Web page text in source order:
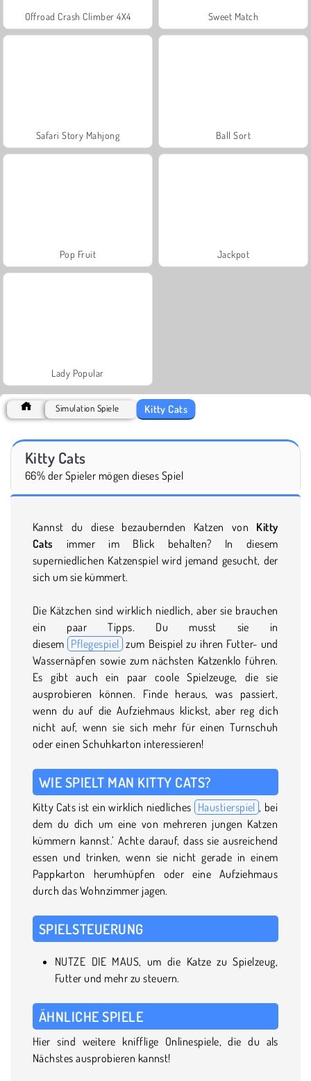
Offroad Crash Climber 4X4 Sweet Match
Safari Story Mahjong Ball Sort
Pop Fruit Jackpot
Lady Popular
Simulation Spiele Kitty Cats
Kitty Cats
66% der Spieler mögen dieses Spiel
Kannst du diese bezaubernden Katzen von Kitty
Cats immer im Blick behalten? In diesem
superniedlichen Katzenspiel wird jemand gesucht, der
sich um sie kümmert.
Die Kätzchen sind wirklich niedlich, aber sie brauchen
ein paar Tipps. Du musst sie in
diesem Pflegespiel zum Beispiel zu ihren Futter- und
Wassernäpfen sowie zum nächsten Katzenklo führen.
Es gibt auch ein paar coole Spielzeuge, die sie
ausprobieren können. Finde heraus, was passiert,
wenn du auf die Aufziehmaus klickst, aber reg dich
nicht auf, wenn sie sich mehr für einen Turnschuh
oder einen Schuhkarton interessieren!
WIE SPIELT MAN KITTY CATS?
Kitty Cats ist ein wirklich niedliches Haustierspiel , bei
dem du dich um eine von mehreren jungen Katzen
kümmern kannst.’ Achte darauf, dass sie ausreichend
essen und trinken, wenn sie nicht gerade in einem
Pappkarton herumhüpfen oder eine Aufziehmaus
durch das Wohnzimmer jagen.
SPIELSTEUERUNG
NUTZE DIE MAUS, um die Katze zu Spielzeug,
Futter und mehr zu steuern.
ÄHNLICHE SPIELE
Hier sind weitere knifflige Onlinespiele, die du als
Nächstes ausprobieren kannst!